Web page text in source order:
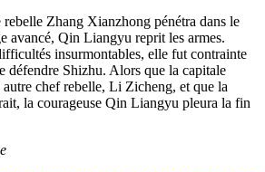
rebelle Zhang Xianzhong pénétra dans le
avancé, Qin Liangyu reprit les armes.
insurmontables, elle fut contrainte
défendre Shizhu. Alors que la capitale
chef rebelle, Li Zicheng, et que la
la courageuse Qin Liangyu pleura la fin